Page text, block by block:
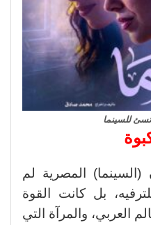
للسينما
المصرية لم
بل كانت القوة
العربي، والمرآة التي